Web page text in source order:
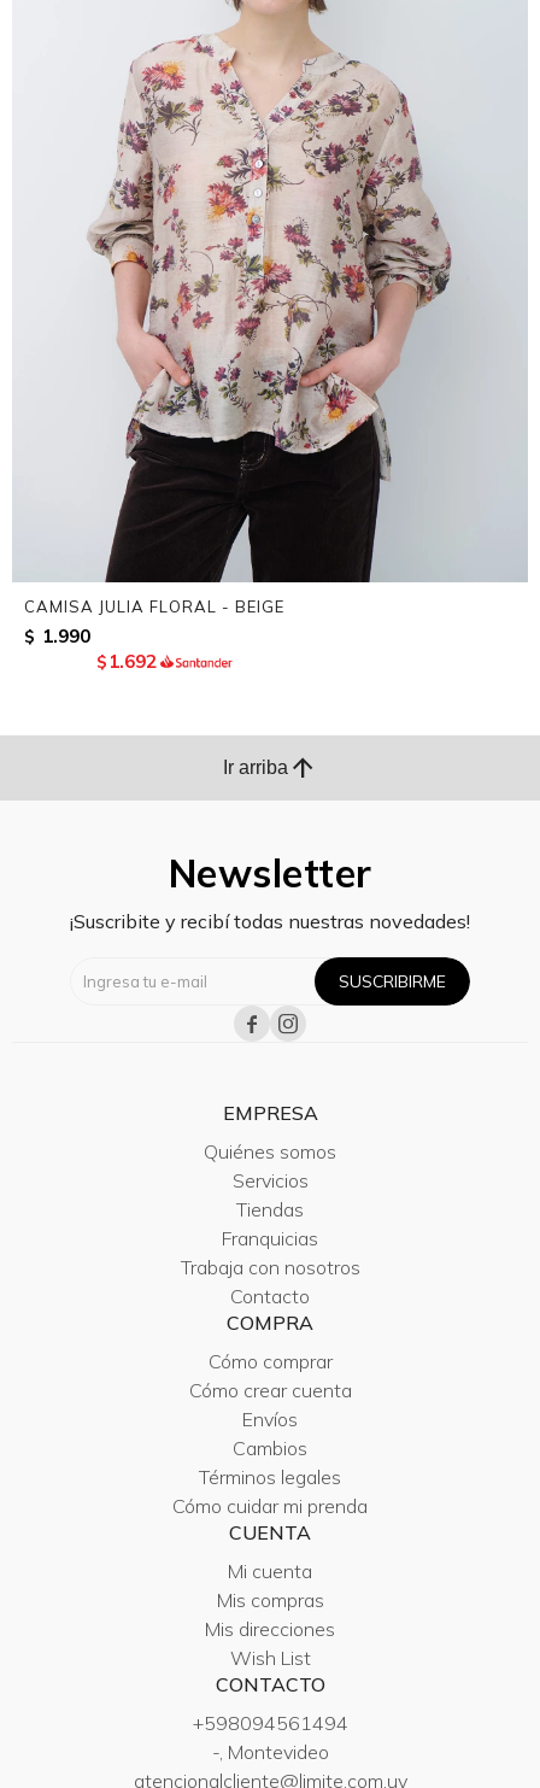
CAMISA JULIA FLORAL - BEIGE
$ 1.990
$ 1.692
Ir arriba arrow_upward
Newsletter
¡Suscribite y recibí todas nuestras novedades!
SUSCRIBIRME
 
EMPRESA
Quiénes somos
Servicios
Tiendas
Franquicias
Trabaja con nosotros
Contacto
COMPRA
Cómo comprar
Cómo crear cuenta
Envíos
Cambios
Términos legales
Cómo cuidar mi prenda
CUENTA
Mi cuenta
Mis compras
Mis direcciones
Wish List
CONTACTO
+598094561494
-, Montevideo
atencionalcliente@limite.com.uy